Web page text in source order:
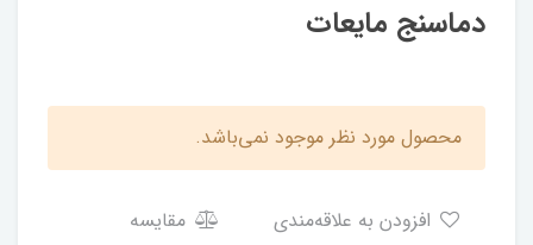
دماسنج مایعات
محصول مورد نظر موجود نمی‌باشد.
مقایسه